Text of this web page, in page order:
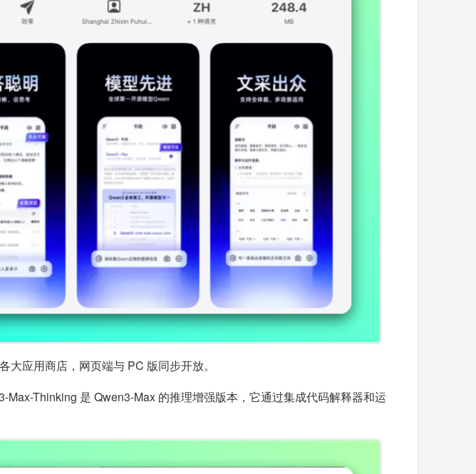
应用商店，网页端与 PC 版同步开放。
Thinking 是 Qwen3-Max 的推理增强版本，它通过集成代码解释器和运